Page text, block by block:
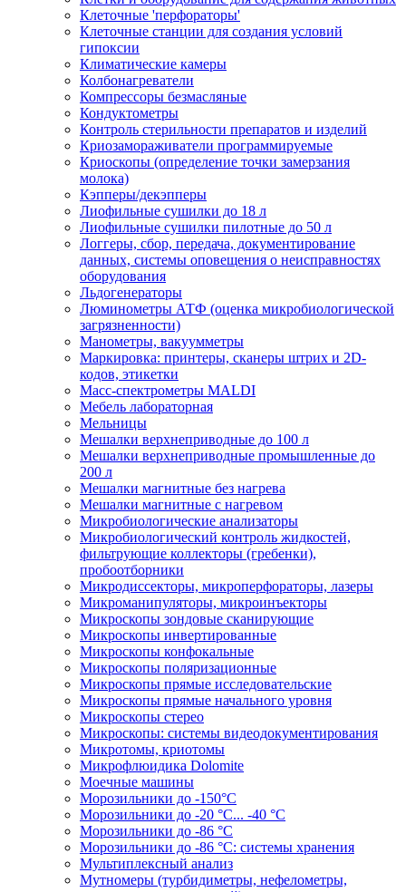
Клеточные 'перфораторы'
Клеточные станции для создания условий
гипоксии
Климатические камеры
Колбонагреватели
Компрессоры безмасляные
Кондуктометры
Контроль стерильности препаратов и изделий
Криозамораживатели программируемые
Криоскопы (определение точки замерзания
молока)
Кэпперы/декэпперы
Лиофильные сушилки до 18 л
Лиофильные сушилки пилотные до 50 л
Логгеры, сбор, передача, документирование
данных, системы оповещения о неисправностях
оборудования
Льдогенераторы
Люминометры АТФ (оценка микробиологической
загрязненности)
Манометры, вакуумметры
Маркировка: принтеры, сканеры штрих и 2D-
кодов, этикетки
Масс-спектрометры MALDI
Мебель лабораторная
Мельницы
Мешалки верхнеприводные до 100 л
Мешалки верхнеприводные промышленные до
200 л
Мешалки магнитные без нагрева
Мешалки магнитные с нагревом
Микробиологические анализаторы
Микробиологический контроль жидкостей,
фильтрующие коллекторы (гребенки),
пробоотборники
Микродиссекторы, микроперфораторы, лазеры
Микроманипуляторы, микроинъекторы
Микроскопы зондовые сканирующие
Микроскопы инвертированные
Микроскопы конфокальные
Микроскопы поляризационные
Микроскопы прямые исследовательские
Микроскопы прямые начального уровня
Микроскопы стерео
Микроскопы: системы видеодокументирования
Микротомы, криотомы
Микрофлюидика Dolomite
Моечные машины
Морозильники до -150°С
Морозильники до -20 °C... -40 °C
Морозильники до -86 °C
Морозильники до -86 °C: системы хранения
Мультиплексный анализ
Мутномеры (турбидиметры, нефелометры,